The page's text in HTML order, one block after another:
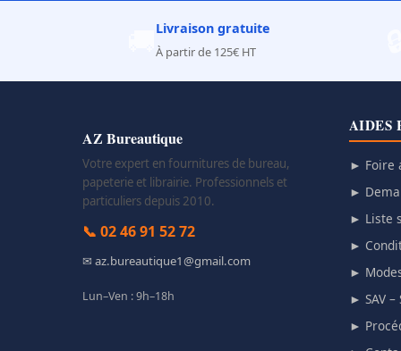
Livraison gratuite
À partir de 125€ HT
AZ Bureautique
Votre expert en fournitures de bureau,
papeterie et librairie. Professionnels et
particuliers depuis 2010.
📞 02 46 91 52 72
✉ az.bureautique1@gmail.com
Lun–Ven : 9h–18h
AIDES
► Foire
►
► Liste
►
►
► SAV –
►